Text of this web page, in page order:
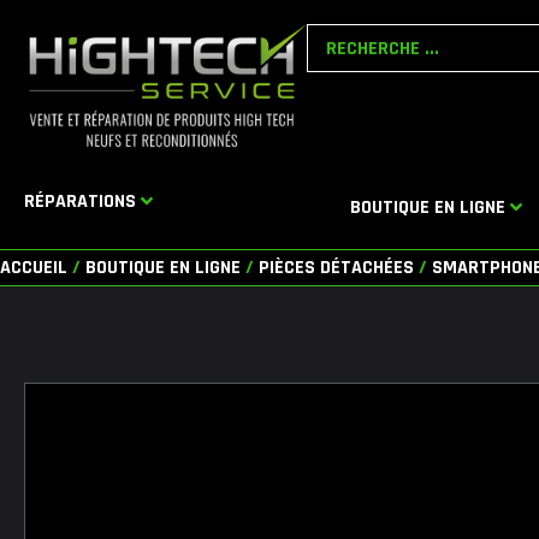
contenu
RÉPARATIONS BOUTIQUE EN LIGNE
ACCUEIL / BOUTIQUE EN LIGNE / PIÈCES DÉTACHÉES /